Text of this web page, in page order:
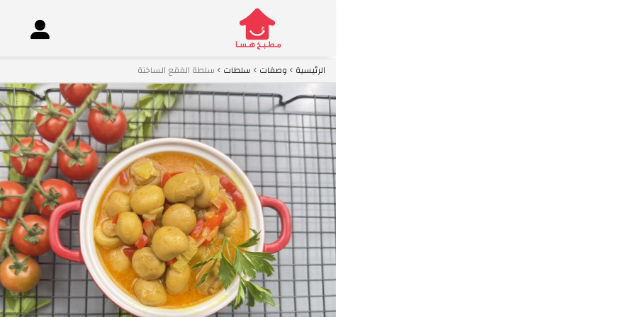
Skip
content
الرئيسية وصفات سلطات سلطة الفقع الساخنة